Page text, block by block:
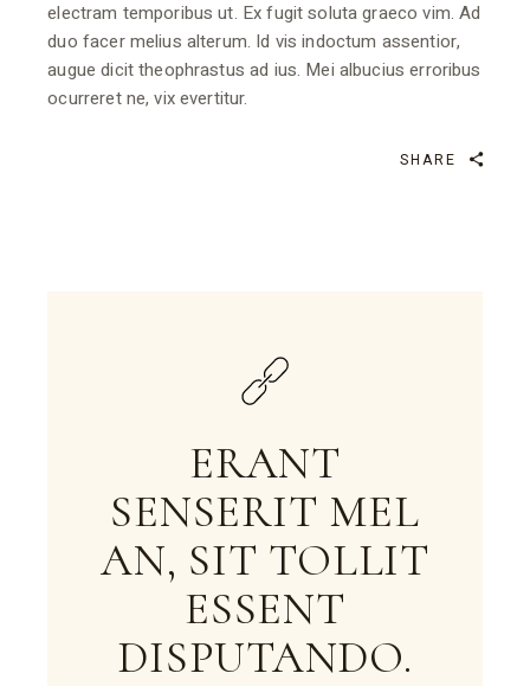
electram temporibus ut. Ex fugit soluta graeco vim. Ad
duo facer melius alterum. Id vis indoctum assentior,
augue dicit theophrastus ad ius. Mei albucius erroribus
ocurreret ne, vix evertitur.
SHARE
ERANT
SENSERIT MEL
AN, SIT TOLLIT
ESSENT
DISPUTANDO.